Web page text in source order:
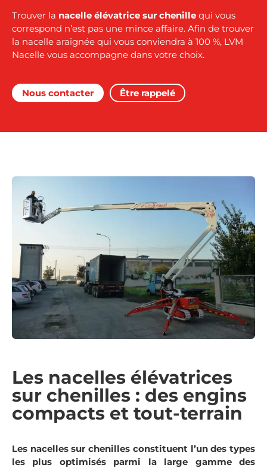
Trouver la nacelle élévatrice sur chenille qui vous
correspond n’est pas une mince affaire. Afin de trouver
la nacelle araignée qui vous conviendra à 100 %, LVM
Nacelle vous accompagne dans votre choix.
Nous contacter Être rappelé
Les nacelles élévatrices
sur chenilles : des engins
compacts et tout-terrain
Les nacelles sur chenilles constituent l’un des types
les plus optimisés parmi la large gamme des